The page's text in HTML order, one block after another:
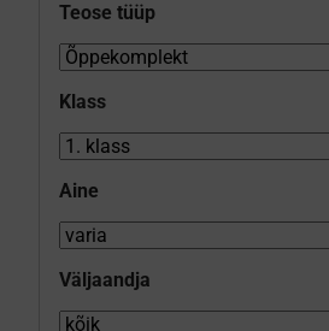
Teose tüüp
Klass
Aine
Väljaandja